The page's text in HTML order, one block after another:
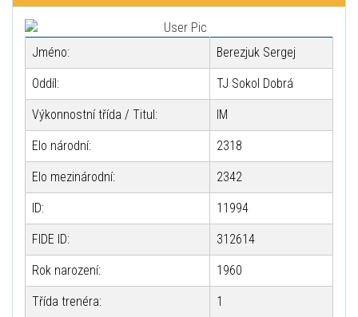
Jméno: Berezjuk Sergej
Oddíl: TJ Sokol Dobrá
Výkonnostní třída / Titul: IM
Elo národní: 2318
Elo mezinárodní: 2342
ID: 11994
FIDE ID: 312614
Rok narození: 1960
Třída trenéra: 1